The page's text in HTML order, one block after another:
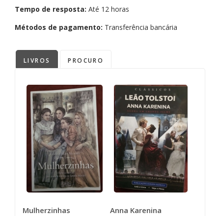
Tempo de resposta: Até 12 horas
Métodos de pagamento: Transferência bancária
LIVROS PROCURO
Mulherzinhas Anna Karenina